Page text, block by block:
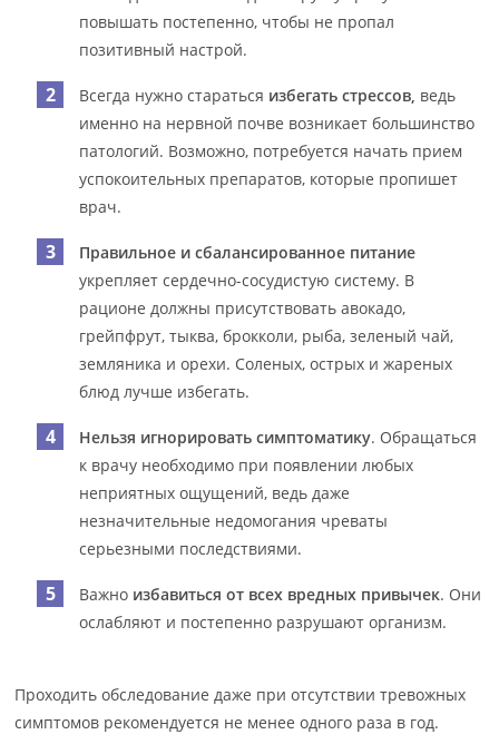
повышать постепенно, чтобы не пропал
позитивный настрой.
Всегда нужно стараться избегать стрессов, ведь
именно на нервной почве возникает большинство
патологий. Возможно, потребуется начать прием
успокоительных препаратов, которые пропишет
врач.
Правильное и сбалансированное питание
укрепляет сердечно-сосудистую систему. В
рационе должны присутствовать авокадо,
грейпфрут, тыква, брокколи, рыба, зеленый чай,
земляника и орехи. Соленых, острых и жареных
блюд лучше избегать.
Нельзя игнорировать симптоматику. Обращаться
к врачу необходимо при появлении любых
неприятных ощущений, ведь даже
незначительные недомогания чреваты
серьезными последствиями.
Важно избавиться от всех вредных привычек. Они
ослабляют и постепенно разрушают организм.
Проходить обследование даже при отсутствии тревожных
симптомов рекомендуется не менее одного раза в год.